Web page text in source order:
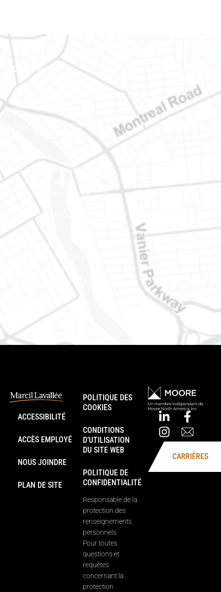
Gatineau
100-200, rue Montcalm
Gatineau (Québec)
J8Y 3B5
Téléphone : 819-778-2428
400-1420, place Blair Towers
Ottawa (Ontario) K1J 9L8
(Adjacent à l’autoroute 174)
Téléphone : 613-745-8387
Est ontarien
888, rue Notre-Dame
Case postale 101
Embrun (Ontario) K0A 1W1
Téléphone : 613-745-8387
ACCESSIBILITÉ
ACCÈS EMPLOYÉ
NOUS JOINDRE
PLAN DE SITE
POLITIQUE DES
COOKIES
CONDITIONS
D’UTILISATION
DU SITE WEB
POLITIQUE DE
CONFIDENTIALITÉ
Responsable de la
protection des
renseignements
personnels
Pour toutes
questions et
requêtes
concernant la
protection
CARRIÈRES